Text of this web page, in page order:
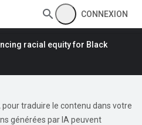
CONNEXION
racial equity for Black
traduire le contenu dans votre
générées par IA peuvent